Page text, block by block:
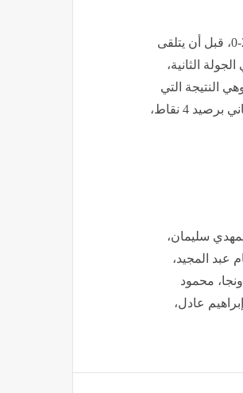
استهل منتخب أستراليا مشواره فى كأس العالم 2026 بفوز مهم على تركيا بنتيجة 2-0، قبل أن يتلقى
فى دور المجموعات أمام الولايات المتحدة الأمريكية بنتيجة 2-0 في الجولة الثانية،
السلبي 0-0 أمام باراجواي، وهي النتيجة التي
كانت كافية لضمان تأهله إلى دور الـ32 بعدما أنهى المجموعة الرابعة في المركز الثاني برصيد 4 نقاط،
سليمان،
عبد المجيد،
محمود
عادل،